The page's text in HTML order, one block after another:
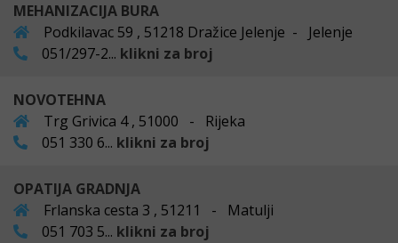
MEHANIZACIJA BURA
Podkilavac 59 , 51218 Dražice Jelenje - Jelenje
051/297-2... klikni za broj
NOVOTEHNA
Trg Grivica 4 , 51000 - Rijeka
051 330 6... klikni za broj
OPATIJA GRADNJA
Frlanska cesta 3 , 51211 - Matulji
051 703 5... klikni za broj